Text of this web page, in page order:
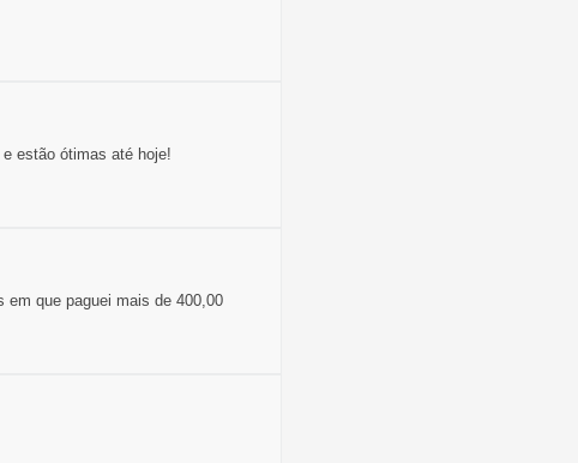
estão ótimas até hoje!
que paguei mais de 400,00